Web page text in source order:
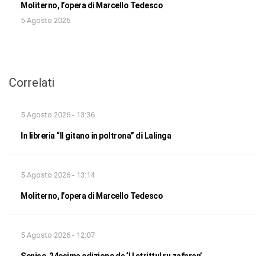
Moliterno, l’opera di Marcello Tedesco
5 Agosto 2026
Correlati
5 Agosto 2026 - 13:36
In libreria “Il gitano in poltrona” di Lalinga
5 Agosto 2026 - 13:14
Moliterno, l’opera di Marcello Tedesco
5 Agosto 2026 - 12:07